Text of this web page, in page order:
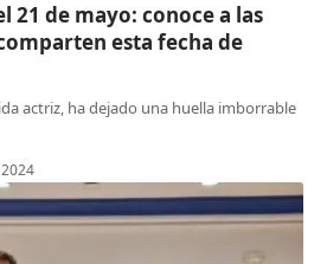
21 de mayo: conoce a las
esta fecha de
actriz, ha dejado una huella imborrable